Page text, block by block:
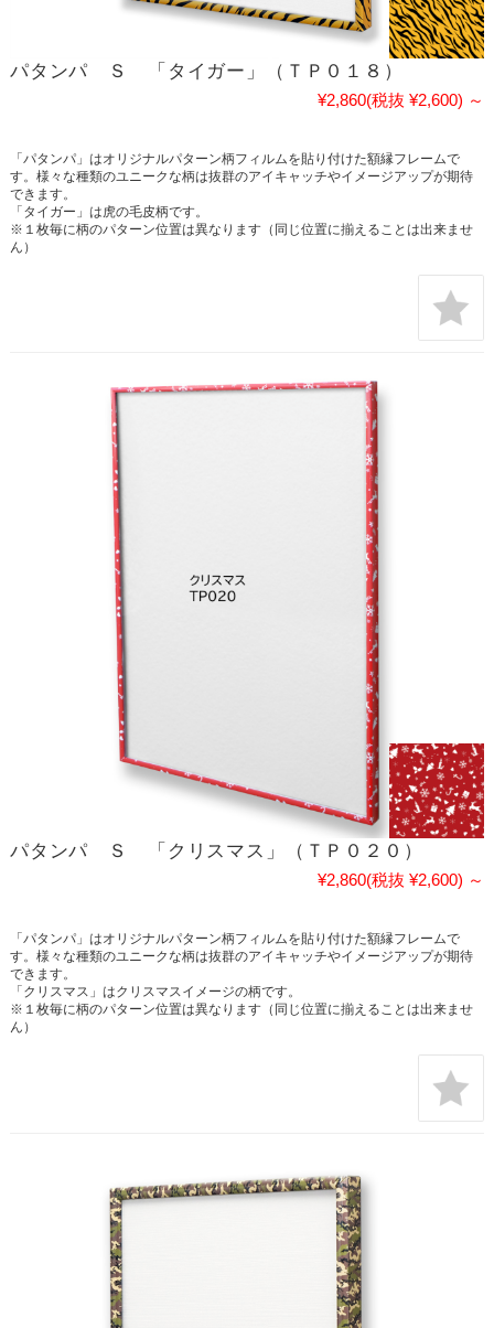
パタンパ Ｓ 「タイガー」（ＴＰ０１８）
¥2,860(税抜 ¥2,600) ～
「パタンパ」はオリジナルパターン柄フィルムを貼り付けた額縁フレームで
す。様々な種類のユニークな柄は抜群のアイキャッチやイメージアップが期待
できます。
「タイガー」は虎の毛皮柄です。
※１枚毎に柄のパターン位置は異なります（同じ位置に揃えることは出来ませ
ん）
パタンパ Ｓ 「クリスマス」（ＴＰ０２０）
¥2,860(税抜 ¥2,600) ～
「パタンパ」はオリジナルパターン柄フィルムを貼り付けた額縁フレームで
す。様々な種類のユニークな柄は抜群のアイキャッチやイメージアップが期待
できます。
「クリスマス」はクリスマスイメージの柄です。
※１枚毎に柄のパターン位置は異なります（同じ位置に揃えることは出来ませ
ん）